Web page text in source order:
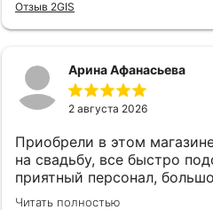
консультанту Карине за
Отзыв 2GIS
Арина Афанасьева
2 августа 2026
Приобрели в этом
на свадьбу, все быстро
приятный персонал,
рекомендую ❤️
Читать полностью